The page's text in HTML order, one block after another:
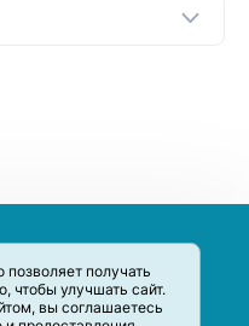
позволяет получать
чтобы улучшать сайт.
вы соглашаетесь